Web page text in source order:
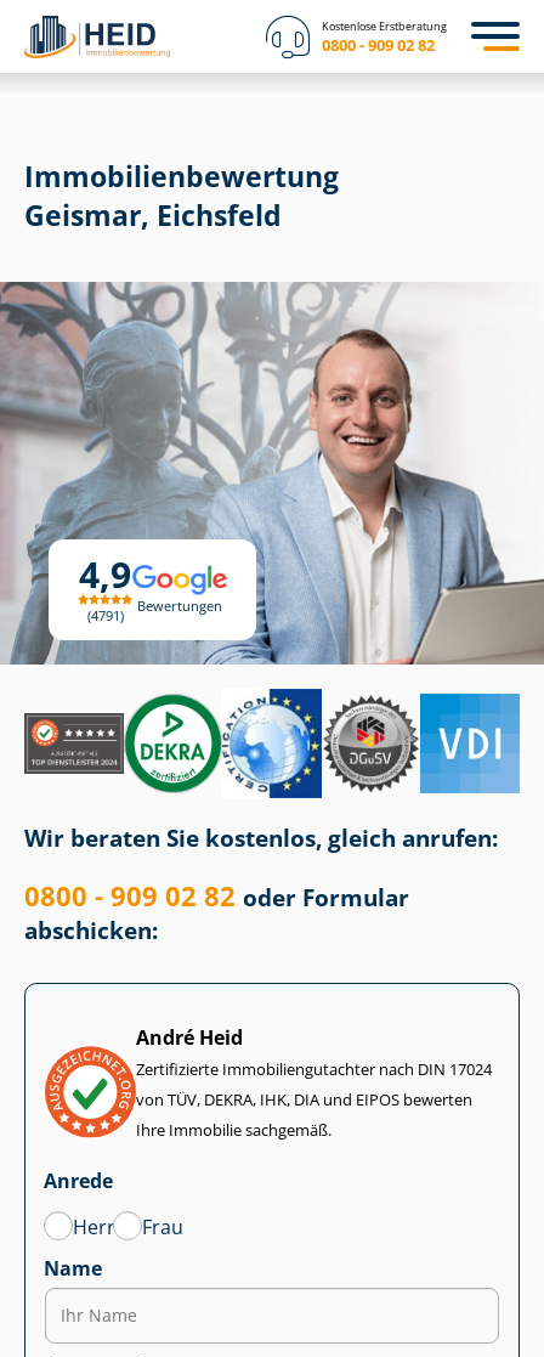
Kostenlose Erstberatung
0800 - 909 02 82
4,9
4791
Bewertungen
Immobilien­bewertung
Geismar, Eichsfeld
Wir beraten Sie kostenlos, gleich anrufen:
0800 - 909 02 82 oder Formular
abschicken:
André Heid
Zertifizierte Im­mo­bi­li­en­gut­ach­ter nach DIN 17024
von TÜV, DEKRA, IHK, DIA und EIPOS bewerten
Ihre Immobilie sachgemäß.
Anrede
Herr
Frau
Name